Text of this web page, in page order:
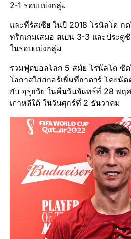
2-1 รอบแบ่งกลุ่ม
และที่รัสเซีย ในปี 2018 โรนัลโด ก
ทริกเกมเสมอ สเปน 3-3 และประตู
ในรอบแบ่งกลุ่ม
รวมฟุตบอลโลก 5 สมัย โรนัลโด ซั
โอกาสใส่สกอร์เพิ่มที่กาตาร์ โดยนัด
กับ อุรุกวัย ในคืนวันจันทร์ที่ 28 พฤ
เกาหลีใต้ ในวันศุกร์ที่ 2 ธันวาคม